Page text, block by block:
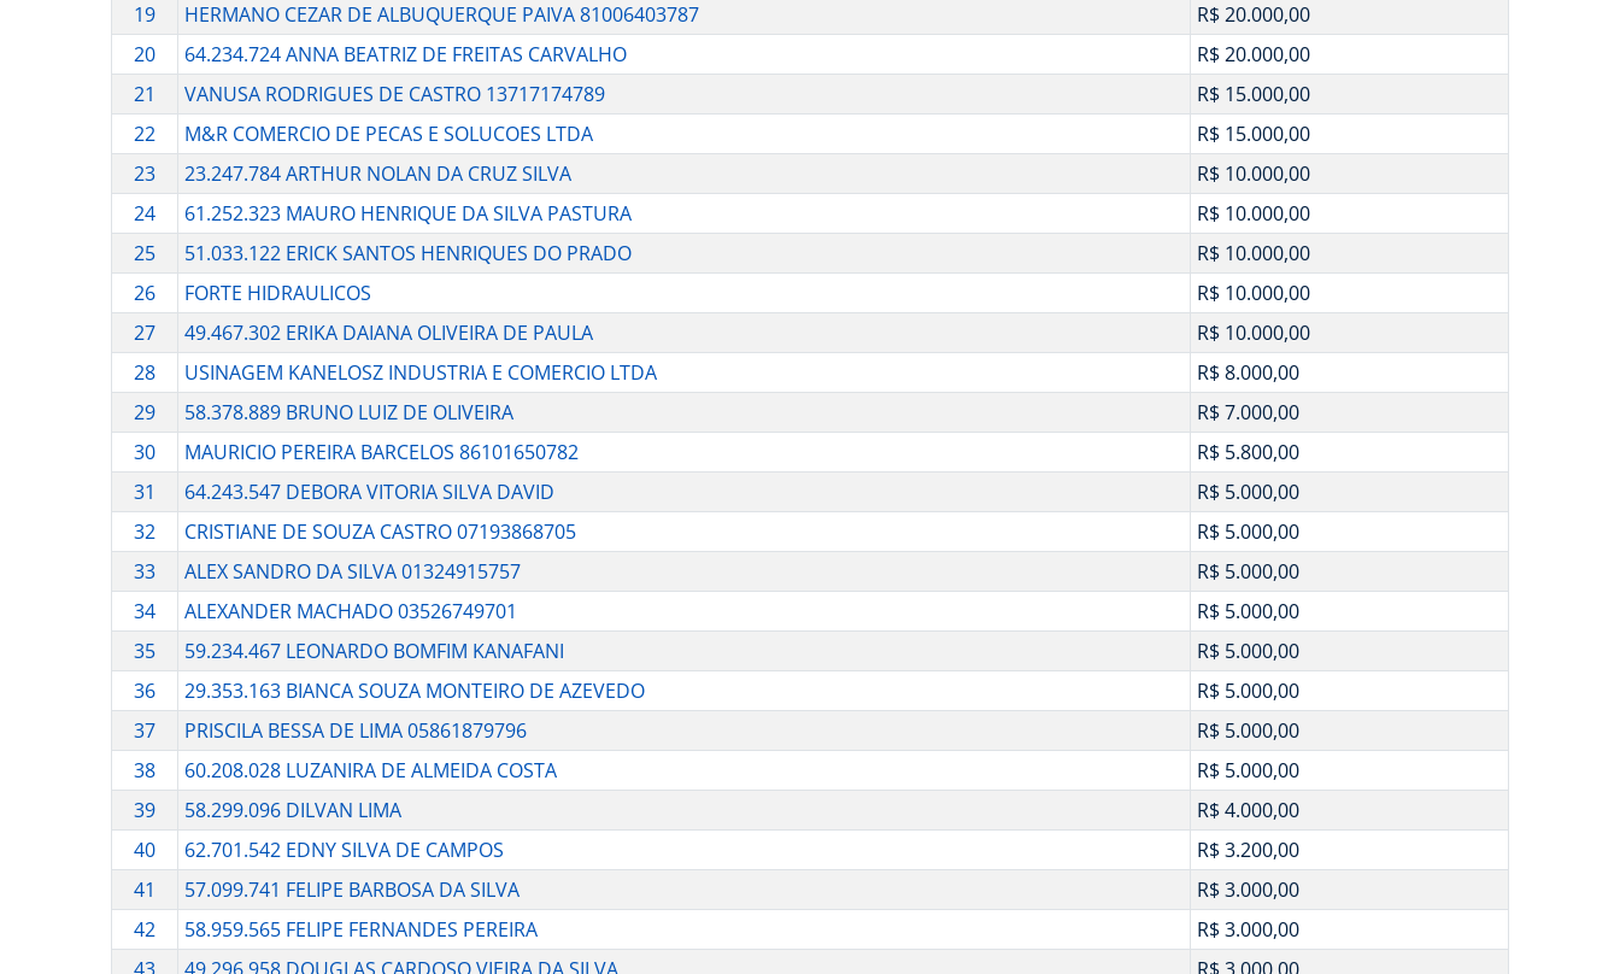
19
HERMANO CEZAR DE ALBUQUERQUE PAIVA 81006403787
R$ 20.000,00
20
64.234.724 ANNA BEATRIZ DE FREITAS CARVALHO
R$ 20.000,00
21
VANUSA RODRIGUES DE CASTRO 13717174789
R$ 15.000,00
22
M&R COMERCIO DE PECAS E SOLUCOES LTDA
R$ 15.000,00
23
23.247.784 ARTHUR NOLAN DA CRUZ SILVA
R$ 10.000,00
24
61.252.323 MAURO HENRIQUE DA SILVA PASTURA
R$ 10.000,00
25
51.033.122 ERICK SANTOS HENRIQUES DO PRADO
R$ 10.000,00
26
FORTE HIDRAULICOS
R$ 10.000,00
27
49.467.302 ERIKA DAIANA OLIVEIRA DE PAULA
R$ 10.000,00
28
USINAGEM KANELOSZ INDUSTRIA E COMERCIO LTDA
R$ 8.000,00
29
58.378.889 BRUNO LUIZ DE OLIVEIRA
R$ 7.000,00
30
MAURICIO PEREIRA BARCELOS 86101650782
R$ 5.800,00
31
64.243.547 DEBORA VITORIA SILVA DAVID
R$ 5.000,00
32
CRISTIANE DE SOUZA CASTRO 07193868705
R$ 5.000,00
33
ALEX SANDRO DA SILVA 01324915757
R$ 5.000,00
34
ALEXANDER MACHADO 03526749701
R$ 5.000,00
35
59.234.467 LEONARDO BOMFIM KANAFANI
R$ 5.000,00
36
29.353.163 BIANCA SOUZA MONTEIRO DE AZEVEDO
R$ 5.000,00
37
PRISCILA BESSA DE LIMA 05861879796
R$ 5.000,00
38
60.208.028 LUZANIRA DE ALMEIDA COSTA
R$ 5.000,00
39
58.299.096 DILVAN LIMA
R$ 4.000,00
40
62.701.542 EDNY SILVA DE CAMPOS
R$ 3.200,00
41
57.099.741 FELIPE BARBOSA DA SILVA
R$ 3.000,00
42
58.959.565 FELIPE FERNANDES PEREIRA
R$ 3.000,00